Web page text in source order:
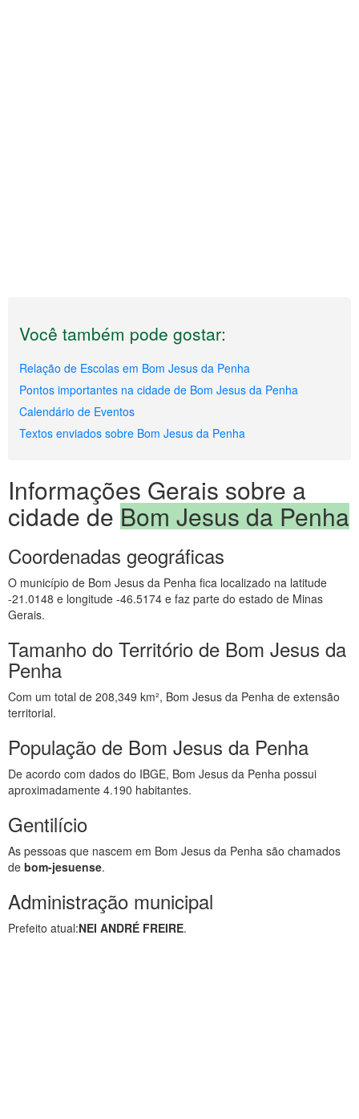
Você também pode gostar:
Relação de Escolas em Bom Jesus da Penha
Pontos importantes na cidade de Bom Jesus da Penha
Calendário de Eventos
Textos enviados sobre Bom Jesus da Penha
Informações Gerais sobre a
cidade de Bom Jesus da Penha
Coordenadas geográficas
O município de Bom Jesus da Penha fica localizado na latitude
-21.0148 e longitude -46.5174 e faz parte do estado de Minas
Gerais.
Tamanho do Território de Bom Jesus da
Penha
Com um total de 208,349 km², Bom Jesus da Penha de extensão
territorial.
População de Bom Jesus da Penha
De acordo com dados do IBGE, Bom Jesus da Penha possui
aproximadamente 4.190 habitantes.
Gentilício
As pessoas que nascem em Bom Jesus da Penha são chamados
de bom-jesuense.
Administração municipal
Prefeito atual:NEI ANDRÉ FREIRE.